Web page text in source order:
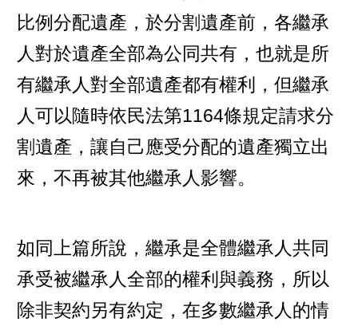
比例分配遺產，於分割遺產前，各繼承
人對於遺產全部為公同共有，也就是所
有繼承人對全部遺產都有權利，但繼承
人可以隨時依民法第1164條規定請求分
割遺產，讓自己應受分配的遺產獨立出
來，不再被其他繼承人影響。
如同上篇所說，繼承是全體繼承人共同
承受被繼承人全部的權利與義務，所以
除非契約另有約定，在多數繼承人的情